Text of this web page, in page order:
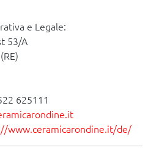
e Legale:
53/A
625111
www.ceramicarondine.it/de/